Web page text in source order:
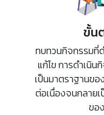
ขั้น
ทบทวนกิจกรรมที่
แก้ไข การดำเนิน
เป็นมาตราฐานข
ต่อเนื่องจนกลาย
ขอ